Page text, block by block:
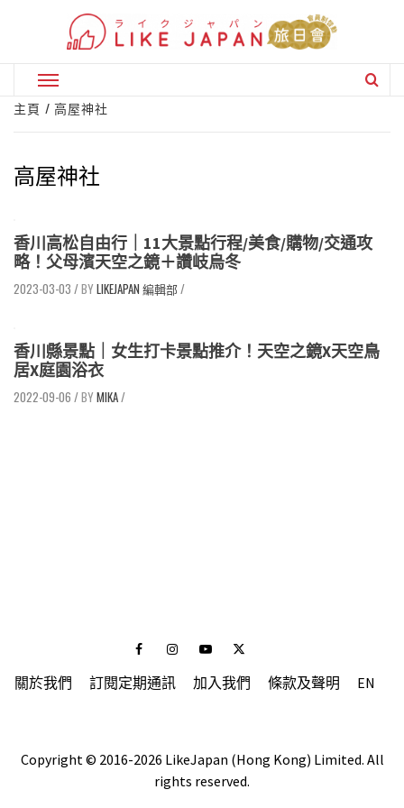
Primary
Menu
主頁 高屋神社
高屋神社
香川高松自由行｜11大景點行程/美食/購物/交通攻
略！父母濱天空之鏡＋讚岐烏冬
2023-03-03 / LIKEJAPAN 編輯部/
香川縣景點｜女生打卡景點推介！天空之鏡X天空鳥
居X庭園浴衣
2022-09-06 / MIKA/
FacebookInstagramYoutubeTwitter
關於我們 訂閱定期通訊 加入我們 條款及聲明 EN
Copyright © 2016-2026 LikeJapan (Hong Kong) Limited. All
rights reserved.